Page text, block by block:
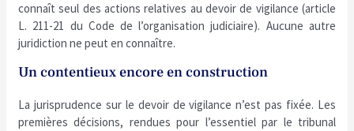
connaît seul des actions relatives au devoir de vigilance (article
L. 211-21 du Code de l’organisation judiciaire). Aucune autre
juridiction ne peut en connaître.
Un contentieux encore en construction
La jurisprudence sur le devoir de vigilance n’est pas fixée. Les
premières décisions, rendues pour l’essentiel par le tribunal